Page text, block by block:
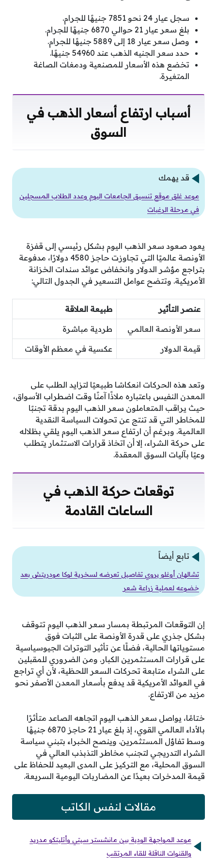
سجل عيار 24 نحو 7851 جنيهًا للجرام.
بلغ سعر عيار 21 حوالي 6870 جنيهًا للجرام.
وصل سعر عيار 18 إلى 5889 جنيهًا للجرام.
حدد سعر الجنيه الذهب عند 54960 جنيهًا.
تخضع هذه الأسعار للمصنعية ودمغات الصاغة
المتغيرة.
أسباب ارتفاع أسعار الذهب في
السوق
قد يهمك
موعد غلق موقع تنسيق الجامعات اليوم وعدد الطلاب المسجلين
في مرحلة الرغبات
يعود صعود سعر الذهب اليوم بشكل رئيسي إلى قفزة
الأونصة عالميًا التي تجاوزت حاجز 4580 دولارًا، مدفوعة
بتراجع مؤشر الدولار وانخفاض عوائد سندات الخزانة
الأمريكية. وتتضح عوامل التسعير في الجدول التالي:
عنصر التأثير طبيعة العلاقة
سعر الأونصة العالمي طردية مباشرة
قيمة الدولار عكسية في معظم الأوقات
وتعد هذه الحركات انعكاسًا طبيعيًا لتزايد الطلب على
المعدن النفيس باعتباره ملاذًا آمنًا وقت اضطراب الأسواق،
حيث يراقب المتعاملون سعر الذهب اليوم بدقة تجنبًا
للمخاطر التي قد تنتج عن تحولات السياسة النقدية
العالمية. وبرغم أن ارتفاع سعر الذهب اليوم يلقي بظلاله
على حركة الشراء، إلا أن اتخاذ قرارات الاستثمار يتطلب
وعيًا بآليات السوق المعقدة.
توقعات حركة الذهب في
الساعات القادمة
تابع أيضاً
تشالهان أوغلو يروي تفاصيل تعرضه لسخرية لوكا مودريتش بعد
خضوعه لعملية زراعة شعر
إن التوقعات المرتبطة بمسار سعر الذهب اليوم تتوقف
بشكل جذري على قدرة الأونصة على الثبات فوق
مستوياتها الحالية، فضلًا عن تأثير التوترات الجيوسياسية
على قرارات المستثمرين الكبار. ومن الضروري للمقبلين
على الشراء متابعة تحركات السعر اللحظية، لأن أي تراجع
في العوائد الأمريكية قد يدفع بأسعار المعدن الأصفر نحو
مزيد من الارتفاع.
ختامًا، يواصل سعر الذهب اليوم اتجاهه الصاعد متأثرًا
بالأداء العالمي القوي، إذ بلغ عيار 21 حاجز 6870 جنيهًا
وسط تفاؤل المستثمرين. وينصح الخبراء بتبني سياسة
الشراء التدريجي لتجنب مخاطر التذبذب العالي في
السوق المحلية، مع التركيز على المدى البعيد للحفاظ على
قيمة المدخرات بعيدًا عن المضاربات اليومية السريعة.
مقالات لنفس الكاتب
موعد المواجهة الودية بين مانشستر سيتي وأتليتكو مدريد
والقنوات الناقلة للقاء المرتقب